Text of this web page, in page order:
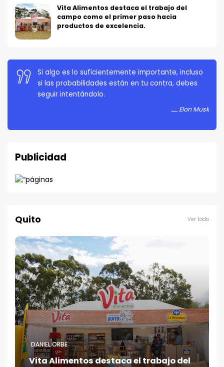
Vita Alimentos destaca el trabajo del
campo como el primer paso hacia
productos de excelencia.
La persistencia es muy importante. No debes
rendirte a menos que estés obligado a rendirte.
Publicidad
Quito Ver todo
DANIEL ORBE
Vita Alimentos destaca el trabajo del